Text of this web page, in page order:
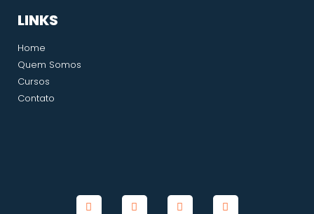
LINKS
Home
Quem Somos
Cursos
Contato